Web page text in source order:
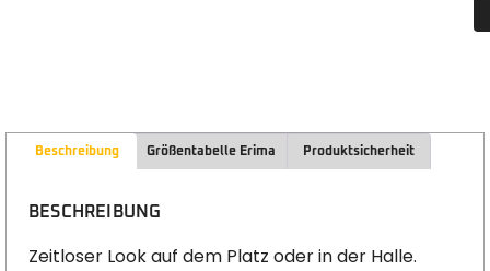
Beschreibung Größentabelle Erima Produktsicherheit
BESCHREIBUNG
Zeitloser Look auf dem Platz oder in der Halle.